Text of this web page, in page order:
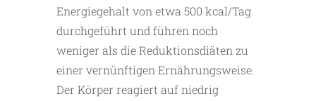
Energiegehalt von etwa 500 kcal/Tag
durchgeführt und führen noch
weniger als die Reduktionsdiäten zu
einer vernünftigen Ernährungsweise.
Der Körper reagiert auf niedrig